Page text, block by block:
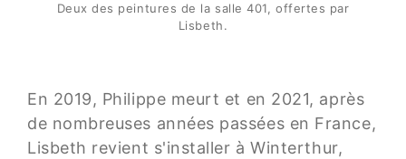
Deux des peintures de la salle 401, offertes par
Lisbeth.
En 2019, Philippe meurt et en 2021, après
de nombreuses années passées en France,
Lisbeth revient s'installer à Winterthur,